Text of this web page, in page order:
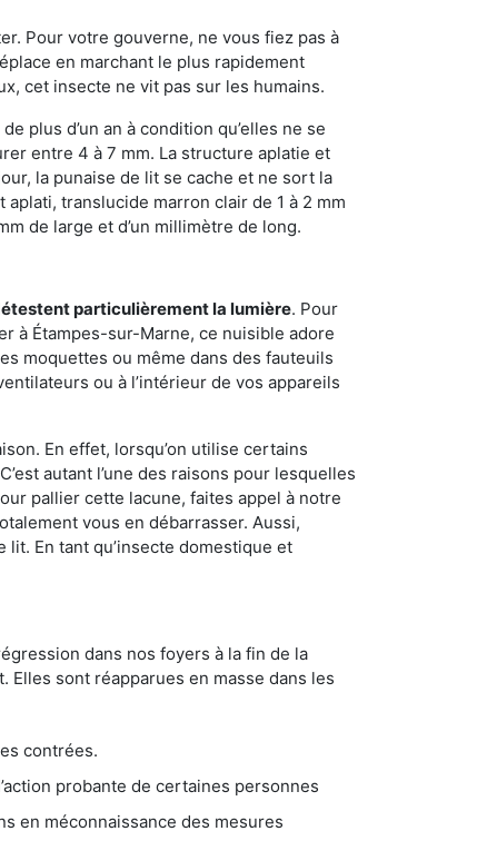
Pour votre gouverne, ne vous fiez pas à
en marchant le plus rapidement
cet insecte ne vit pas sur les humains.
plus d’un an à condition qu’elles ne se
entre 4 à 7 mm. La structure aplatie et
la punaise de lit se cache et ne sort la
translucide marron clair de 1 à 2 mm
de large et d’un millimètre de long.
particulièrement la lumière. Pour
à Étampes-sur-Marne, ce nuisible adore
moquettes ou même dans des fauteuils
ou à l’intérieur de vos appareils
En effet, lorsqu’on utilise certains
autant l’une des raisons pour lesquelles
pallier cette lacune, faites appel à notre
vous en débarrasser. Aussi,
En tant qu’insecte domestique et
dans nos foyers à la fin de la
Elles sont réapparues en masse dans les
contrées.
probante de certaines personnes
en méconnaissance des mesures